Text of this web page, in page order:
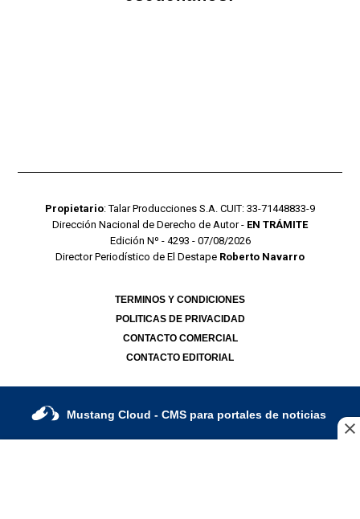
Propietario: Talar Producciones S.A. CUIT: 33-71448833-9
Dirección Nacional de Derecho de Autor - EN TRÁMITE
Edición Nº - 4293 - 07/08/2026
Director Periodístico de El Destape Roberto Navarro
TERMINOS Y CONDICIONES
POLITICAS DE PRIVACIDAD
CONTACTO COMERCIAL
CONTACTO EDITORIAL
Mustang Cloud - CMS para portales de noticias